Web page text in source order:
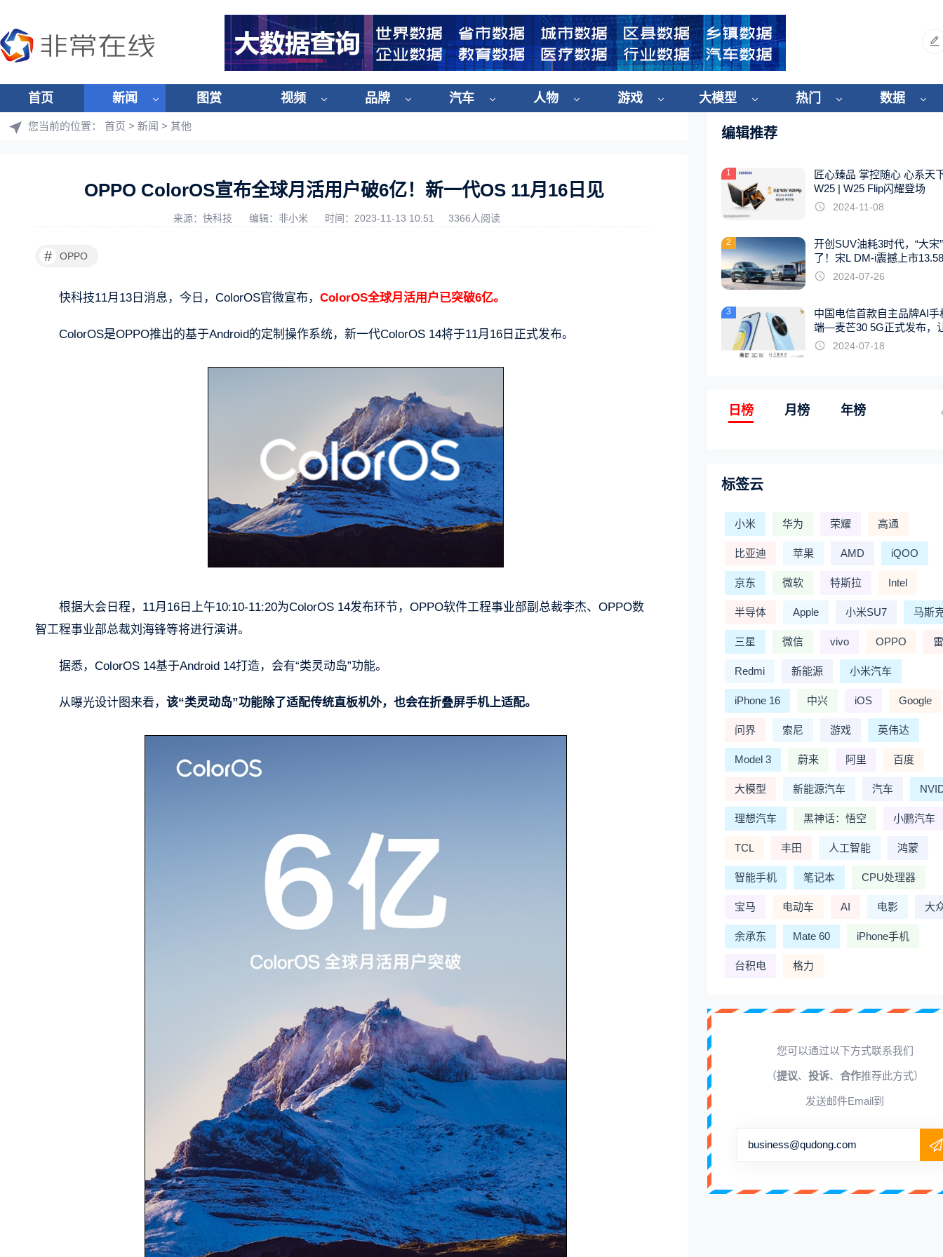
首页 新闻 图赏 视频 品牌 汽车 人物 游戏 大模型 热门 数据
您当前的位置： 首页 > 新闻 > 其他
OPPO ColorOS宣布全球月活用户破6亿！新一代OS 11月16日见
来源：快科技 编辑：非小米 时间：2023-11-13 10:51 3366人阅读
# OPPO
快科技11月13日消息，今日，ColorOS官微宣布， ColorOS全球月活用户已突破6亿。
ColorOS是OPPO推出的基于Android的定制操作系统，新一代ColorOS 14将于11月16日正式发布。
根据大会日程，11月16日上午10:10-11:20为ColorOS 14发布环节，OPPO软件工程事业部副总裁李杰、OPPO数
智工程事业部总裁刘海锋等将进行演讲。
据悉，ColorOS 14基于Android 14打造，会有“类灵动岛”功能。
从曝光设计图来看， 该“类灵动岛”功能除了适配传统直板机外，也会在折叠屏手机上适配。
编辑推荐
1
匠心臻品 掌控随心 心系天
W25 | W25 Flip闪耀登场
2024-11-08
2
开创SUV油耗3时代，“大宋
了！宋L DM-i震撼上市
起
2024-07-26
3
中国电信首款自主品牌AI手
端—麦芒30 5G正式发布，
触手可及2024-07-18
日榜 月榜 年榜
标签云
小米 华为 荣耀 高通
比亚迪 苹果 AMD iQOO
京东 微软 特斯拉 Intel
半导体 Apple 小米SU7 马斯
三星 微信 vivo OPPO
Redmi 新能源 小米汽车
iPhone 16 中兴 iOS Google
问界 索尼 游戏 英伟达
Model 3 蔚来 阿里 百度
大模型 新能源汽车 汽车
理想汽车 黑神话：悟空 小鹏汽车
TCL 丰田 人工智能 鸿蒙
智能手机 笔记本 CPU处理器
宝马 电动车 AI 电影 大
余承东 Mate 60 iPhone手机
台积电 格力
您可以通过以下方式联系我们
（提议、 投诉、 合作推荐此方式）
发送邮件Email到
business@qudong.com